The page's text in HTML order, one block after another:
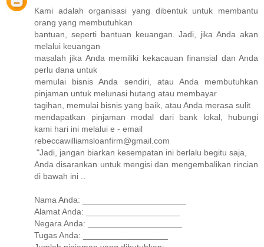
Kami adalah organisasi yang dibentuk untuk membantu
orang yang membutuhkan
bantuan, seperti bantuan keuangan. Jadi, jika Anda akan
melalui keuangan
masalah jika Anda memiliki kekacauan finansial dan Anda
perlu dana untuk
memulai bisnis Anda sendiri, atau Anda membutuhkan
pinjaman untuk melunasi hutang atau membayar
tagihan, memulai bisnis yang baik, atau Anda merasa sulit
mendapatkan pinjaman modal dari bank lokal, hubungi
kami hari ini melalui e - email
rebeccawilliamsloanfirm@gmail.com
"Jadi, jangan biarkan kesempatan ini berlalu begitu saja,
Anda disarankan untuk mengisi dan mengembalikan rincian
di bawah ini ..
Nama Anda: ______________________
Alamat Anda: ____________________
Negara Anda: ____________________
Tugas Anda: __________________